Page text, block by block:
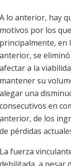
A lo anterior, hay
motivos por los
principalmente, en
anterior, se eliminó
afectar a la
mantener su
alegar una
consecutivos en
anterior, de los
de pérdidas
La fuerza